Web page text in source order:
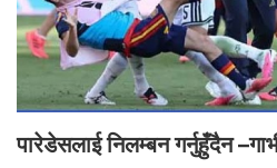
पारेडेसलाई निलम्बन गर्नुहुँदैन